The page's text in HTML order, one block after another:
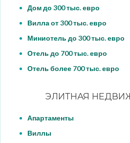
Дом до 300 тыс. евро
Вилла от 300 тыс. евро
Миниотель до 300 тыс. евро
Отель до 700 тыс. евро
Отель более 700 тыс. евро
ЭЛИТНАЯ
Апартаменты
Виллы